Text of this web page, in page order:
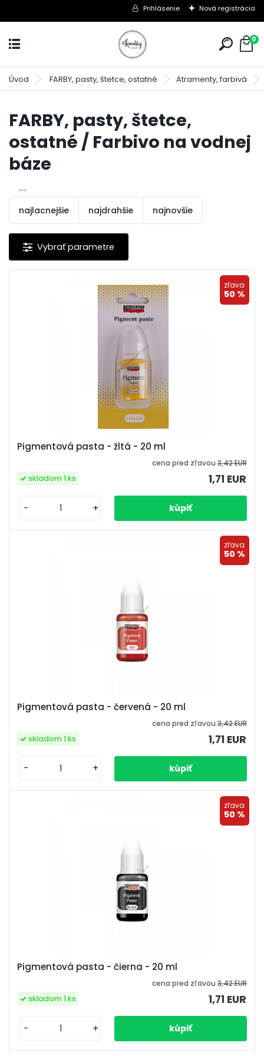
Prihlásenie Nová registrácia
0
Úvod FARBY, pasty, štetce, ostatné Atramenty, farbivá
FARBY, pasty, štetce,
ostatné / Farbivo na vodnej
báze
najlacnejšie najdrahšie najnovšie
Pigmentová pasta - žltá - 20 ml
cena pred zľavou 3,42 EUR
1,71 EUR
skladom 1 ks
- +
zľava
50 %
Pigmentová pasta - červená - 20 ml
cena pred zľavou 3,42 EUR
1,71 EUR
skladom 1 ks
- +
zľava
50 %
Pigmentová pasta - čierna - 20 ml
cena pred zľavou 3,42 EUR
1,71 EUR
skladom 1 ks
- +
zľava
50 %